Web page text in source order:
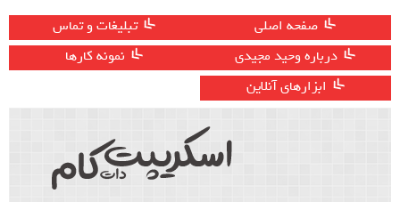
صفحه اصلی
تبلیغات و تماس
درباره وحید مجیدی
نمونه کارها
ابزارهای آنلاین